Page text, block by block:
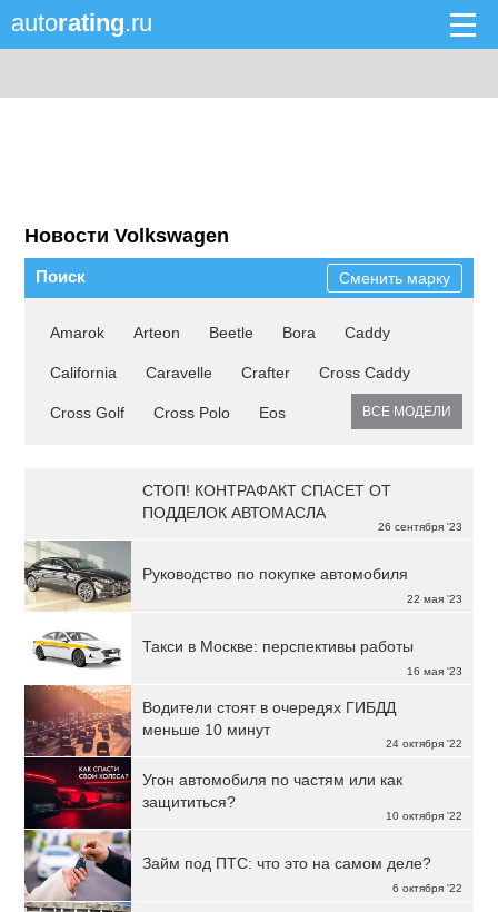
autorating.ru
Новости Volkswagen
Поиск Сменить марку
Amarok Arteon Beetle Bora Caddy
California Caravelle Crafter Cross Caddy
Cross Golf Cross Polo Eos ВСЕ МОДЕЛИ
26 сентября '23
СТОП! КОНТРАФАКТ СПАСЕТ ОТ
ПОДДЕЛОК АВТОМАСЛА
22 мая '23
Руководство по покупке автомобиля
16 мая '23
Такси в Москве: перспективы работы
24 октября '22
Водители стоят в очередях ГИБДД
меньше 10 минут
10 октября '22
Угон автомобиля по частям или как
защититься?
6 октября '22
Займ под ПТС: что это на самом деле?